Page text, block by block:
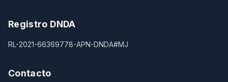
Registro DNDA
RL-2021-66369778-APN-DNDA#MJ
Contacto